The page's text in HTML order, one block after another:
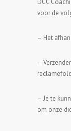
DCC
voor de
– Het
–
– Je te
om onze